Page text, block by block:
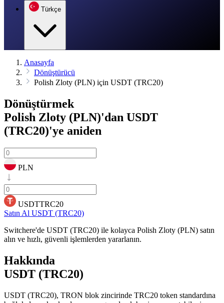
Türkçe
Anasayfa
Dönüştürücü
Polish Zloty (PLN) için USDT (TRC20)
Dönüştürmek
Polish Zloty (PLN)'dan USDT
(TRC20)'ye aniden
PLN
USDTTRC20
Satın Al USDT (TRC20)
Switchere'de USDT (TRC20) ile kolayca Polish Zloty (PLN) satın
alın ve hızlı, güvenli işlemlerden yararlanın.
Hakkında
USDT (TRC20)
USDT (TRC20), TRON blok zincirinde TRC20 token standardına